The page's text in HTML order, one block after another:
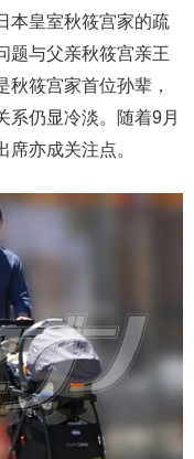
本皇室秋筱宫家的疏
题与父亲秋筱宫亲王
筱宫家首位孙辈，
系仍显冷淡。随着9月
席亦成关注点。